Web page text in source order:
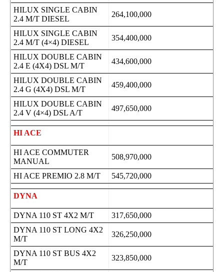
HILUX SINGLE CABIN
2.4 M/T DIESEL
264,100,000
HILUX SINGLE CABIN
2.4 M/T (4×4) DIESEL
354,400,000
HILUX DOUBLE CABIN
2.4 E (4X4) DSL M/T
434,600,000
HILUX DOUBLE CABIN
2.4 G (4X4) DSL M/T
459,400,000
HILUX DOUBLE CABIN
2.4 V (4×4) DSL A/T
497,650,000
HI ACE
HI ACE COMMUTER
MANUAL
508,970,000
HI ACE PREMIO 2.8 M/T 545,720,000
DYNA
DYNA 110 ST 4X2 M/T
317,650,000
DYNA 110 ST LONG 4X2
M/T
326,250,000
DYNA 110 ST BUS 4X2
M/T
323,850,000